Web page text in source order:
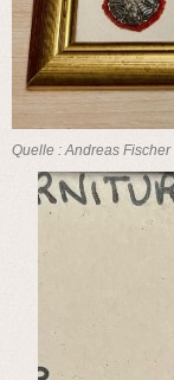
Quelle : Andreas Fischer